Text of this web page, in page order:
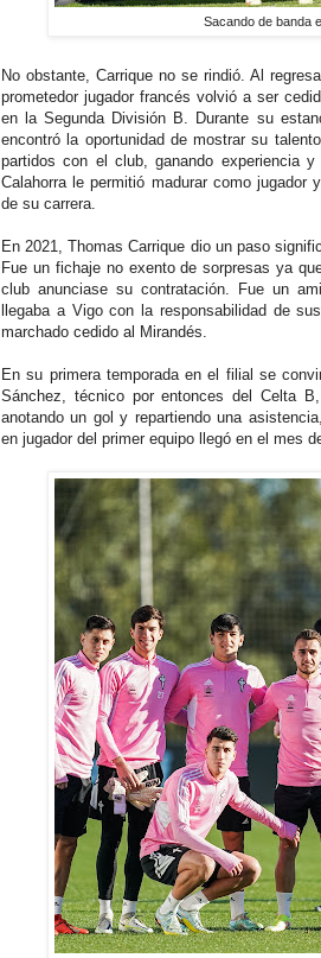
Sacando de banda
No obstante, Carrique no se rindió. Al
prometedor jugador francés volvió a ser
en la Segunda División B. Durante su
encontró la oportunidad de mostrar su
partidos con el club, ganando experiencia
Calahorra le permitió madurar como jugador
de su carrera.
En 2021, Thomas Carrique dio un paso
Fue un fichaje no exento de sorpresas ya
club anunciase su contratación. Fue un
llegaba a Vigo con la responsabilidad de
marchado cedido al Mirandés.
En su primera temporada en el filial se
Sánchez, técnico por entonces del Celta
anotando un gol y repartiendo una
en jugador del primer equipo llegó en el mes